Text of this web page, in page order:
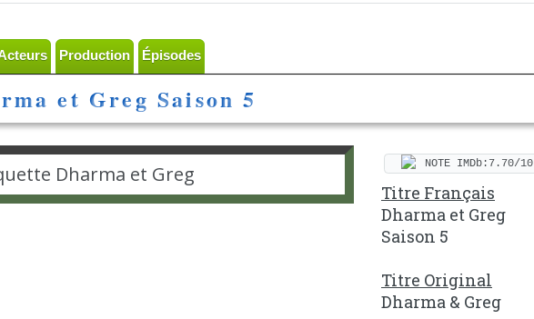
Production Épisodes
et Greg Saison 5
NOTE IMDb:7.70/10
Titre Français
Dharma et Greg
Saison 5
Titre Original
Dharma & Greg